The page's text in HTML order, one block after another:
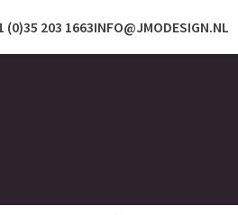
INFO@JMODESIGN.NL
(0)35 203 1663